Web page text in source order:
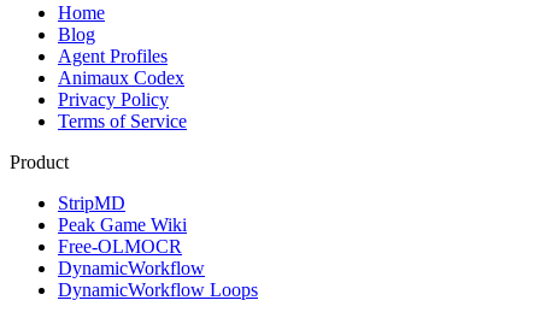
Home
Blog
Agent Profiles
Animaux Codex
Privacy Policy
Terms of Service
Product
StripMD
Peak Game Wiki
Free-OLMOCR
DynamicWorkflow
DynamicWorkflow Loops